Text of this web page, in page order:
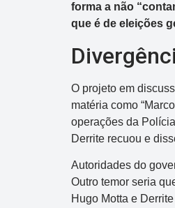
forma a não
que é de eleições
O projeto em
matéria como
operações da
Derrite recuou e
Autoridades do
Outro temor seria
Hugo Motta e
03
Data: